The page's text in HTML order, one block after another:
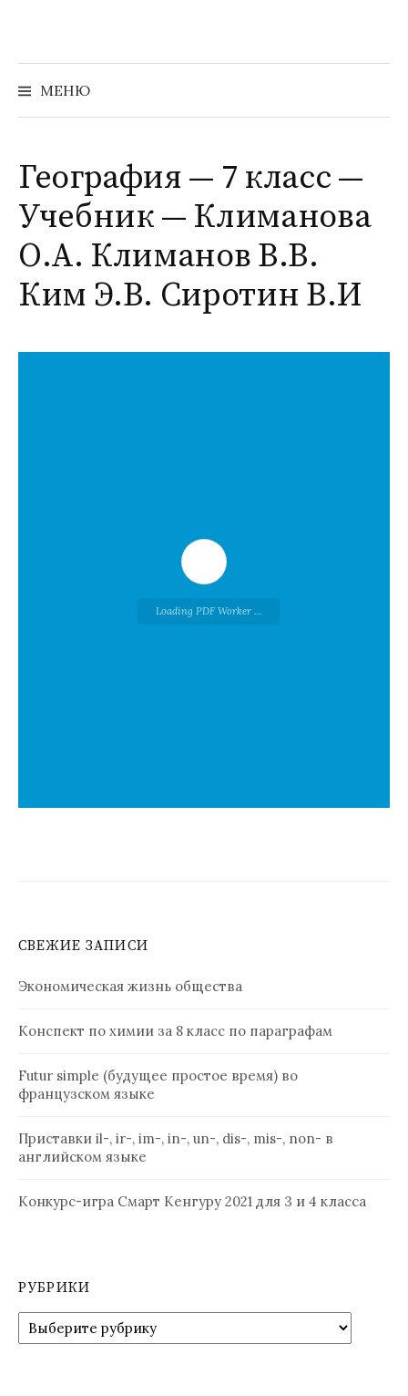
содержимому
МЕНЮ
Найти:
География — 7 класс —
Учебник — Климанова
О.А. Климанов В.В.
Ким Э.В. Сиротин В.И
Loading PDF Worker ...
СВЕЖИЕ ЗАПИСИ
Экономическая жизнь общества
Конспект по химии за 8 класс по параграфам
Futur simple (будущее простое время) во
французском языке
Приставки il-, ir-, im-, in-, un-, dis-, mis-, non- в
английском языке
Конкурс-игра Смарт Кенгуру 2021 для 3 и 4 класса
РУБРИКИ
Рубрики